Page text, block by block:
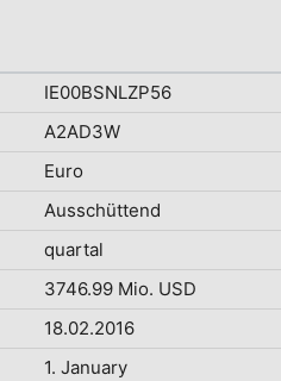
IE00BSNLZP56
A2AD3W
Euro
Ausschüttend
quartal
3746.99 Mio. USD
18.02.2016
1. January